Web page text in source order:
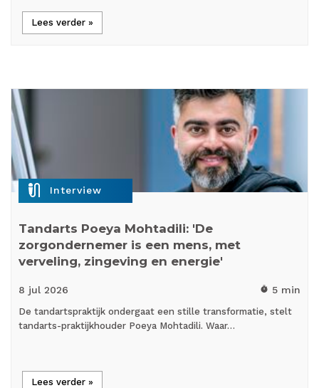
Lees verder »
mic_external_on Interview
Tandarts Poeya Mohtadili: 'De
zorgondernemer is een mens, met
verveling, zingeving en energie'
8 jul 2026 timer 5 min
De tandartspraktijk ondergaat een stille transformatie, stelt
tandarts-praktijkhouder Poeya Mohtadili. Waar…
Lees verder »